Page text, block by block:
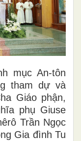
mục An-tôn
tham dự và
Giáo phận,
phụ Giuse
Trần Ngọc
Gia đình Tu